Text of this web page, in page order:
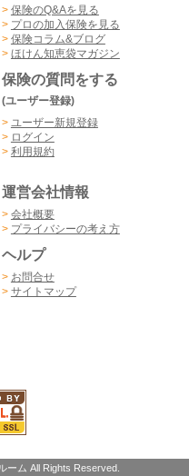
> 保険のQ&Aを見る
> プロの加入保険を見る
> 保険コラム&ブログ
> ほけん知恵袋マガジン
保険の質問をする
(ユーザー登録)
> ユーザー新規登録
> ログイン
> 利用規約
運営会社情報
> 会社概要
> プライバシーの考え方
ヘルプ
> お問合せ
> サイトマップ
ーム All Rights Reserved.